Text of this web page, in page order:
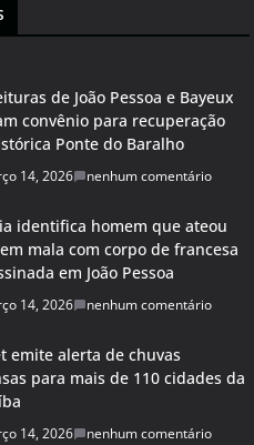
de João Pessoa e Bayeux
convênio para recuperação
Ponte do Baralho
14, 2026 nenhum comentário
identifica homem que ateou
mala com corpo de francesa
em João Pessoa
14, 2026 nenhum comentário
emite alerta de chuvas
para mais de 110 cidades da
14, 2026 nenhum comentário